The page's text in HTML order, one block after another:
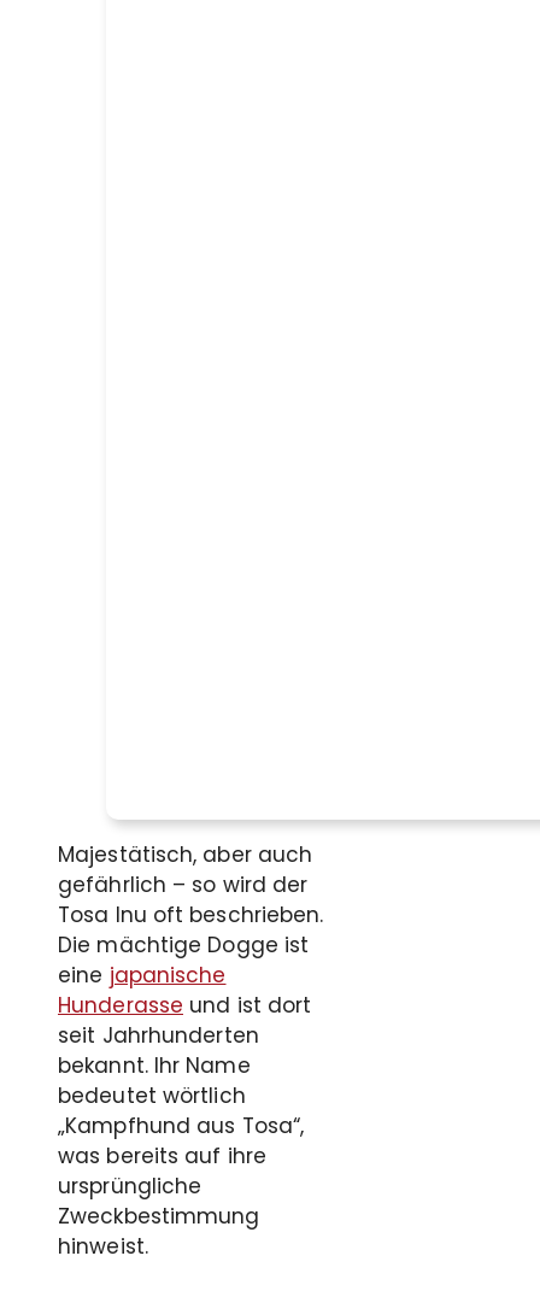
Majestätisch, aber auch
gefährlich – so wird der
Tosa Inu oft beschrieben.
Die mächtige Dogge ist
eine japanische
Hunderasse und ist dort
seit Jahrhunderten
bekannt. Ihr Name
bedeutet wörtlich
„Kampfhund aus Tosa“,
was bereits auf ihre
ursprüngliche
Zweckbestimmung
hinweist.